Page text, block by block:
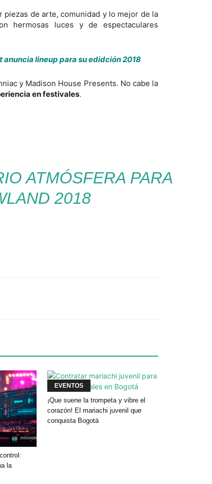
de arte, comunidad y lo mejor de la
hermosas luces y de espectaculares
anuncia lineup para su edidción 2018
y Madison House Presents. No cabe la
en festivales.
ATMÓSFERA PARA
2018
la
EVENTOS
¡Que suene la trompeta y vibre el
corazón! El mariachi juvenil que
conquista Bogotá